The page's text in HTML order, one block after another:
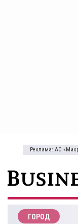
Реклама: АО
ГОРОД